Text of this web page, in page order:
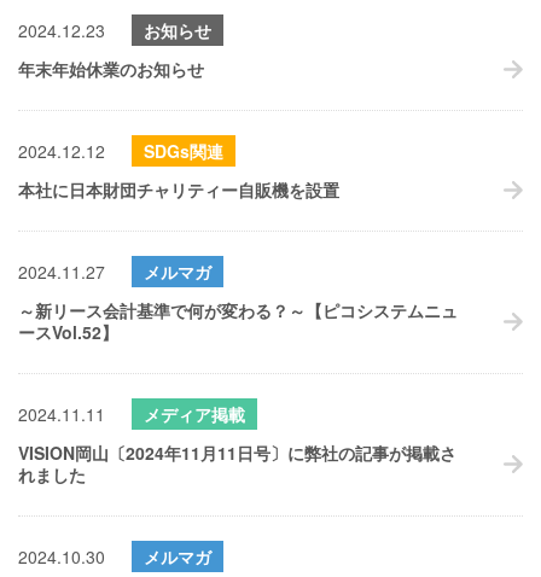
2024.12.23
お知らせ
年末年始休業のお知らせ
2024.12.12
SDGs関連
本社に日本財団チャリティー自販機を設置
2024.11.27
メルマガ
～新リース会計基準で何が変わる？～【ピコシステムニュ
ースVol.52】
2024.11.11
メディア掲載
VISION岡山〔2024年11月11日号〕に弊社の記事が掲載さ
れました
2024.10.30
メルマガ